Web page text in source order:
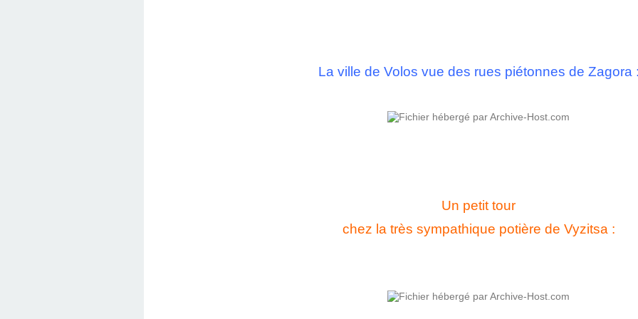
La ville de Volos vue des rues piétonnes de Zagora
Un petit tour
chez la très sympathique potière de Vyzitsa :